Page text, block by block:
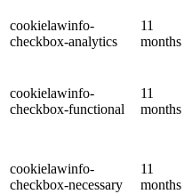
cookielawinfo-
checkbox-analytics
11
months
cookielawinfo-
checkbox-functional
11
months
cookielawinfo-
checkbox-necessary
11
months